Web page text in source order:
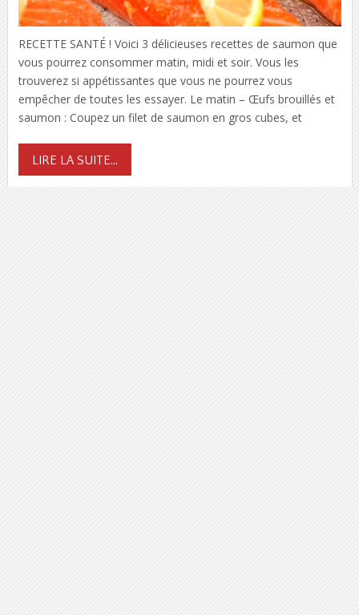
RECETTE SANTÉ ! Voici 3 délicieuses recettes de saumon que
vous pourrez consommer matin, midi et soir. Vous les
trouverez si appétissantes que vous ne pourrez vous
empêcher de toutes les essayer. Le matin – Œufs brouillés et
saumon : Coupez un filet de saumon en gros cubes, et
LIRE LA SUITE...